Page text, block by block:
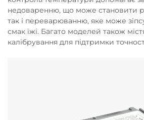
недоваренню, що може становити
так і переварюванню, яке може
смак їжі. Багато моделей також
калібрування для підтримки